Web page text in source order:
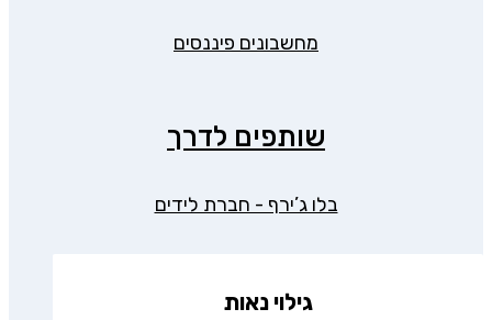
מחשבונים פיננסים
שותפים לדרך
בלו ג’ירף - חברת לידים
גילוי נאות